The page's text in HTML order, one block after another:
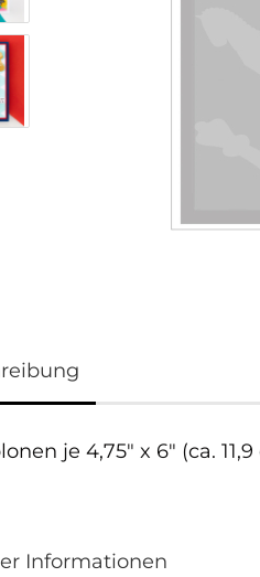
je 4,75" x 6" (ca.
Informationen